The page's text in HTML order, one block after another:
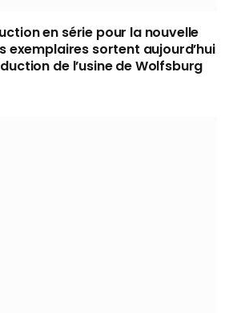
en série pour la nouvelle
exemplaires sortent aujourd’hui
de l’usine de Wolfsburg